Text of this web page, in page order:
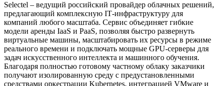
Selectel – ведущий российский провайдер облачных решений,
предлагающий комплексную IT‑инфраструктуру для
компаний любого масштаба. Сервис объединяет гибкие
модели аренды IaaS и PaaS, позволяя быстро развернуть
виртуальные машины, масштабировать их ресурсы в режиме
реального времени и подключать мощные GPU‑серверы для
задач искусственного интеллекта и машинного обучения.
Благодаря полностью готовому частному облаку заказчики
получают изолированную среду с предустановленными
средствами оркестрации Kubernetes, интеграцией VMware и